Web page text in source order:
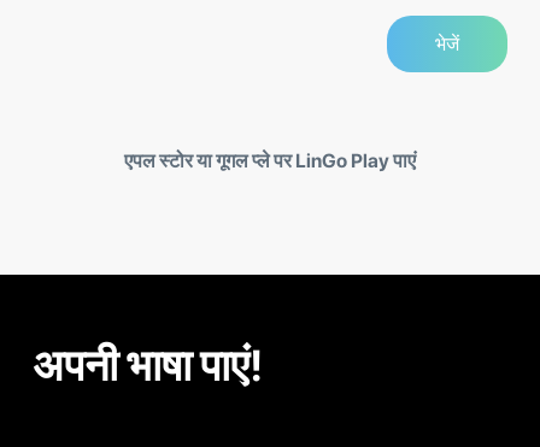
एपल स्टोर या गूगल प्ले पर LinGo Play पाएं
अपनी भाषा पाएं!